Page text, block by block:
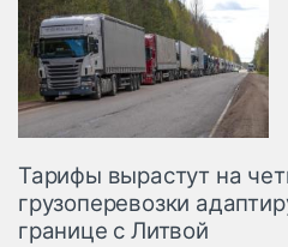
Тарифы вырастут на
грузоперевозки
границе с Литвой